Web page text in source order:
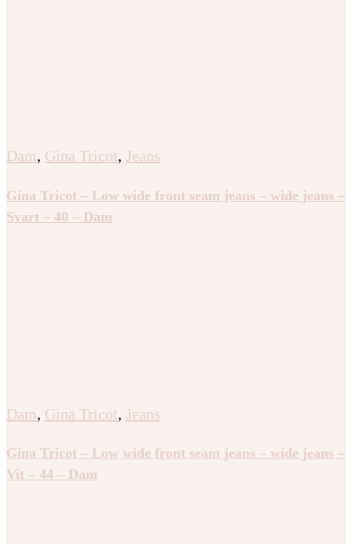
Dam, Gina Tricot, Jeans
Gina Tricot – Low wide front seam jeans – wide jeans –
Svart – 40 – Dam
Dam, Gina Tricot, Jeans
Gina Tricot – Low wide front seam jeans – wide jeans –
Vit – 44 – Dam